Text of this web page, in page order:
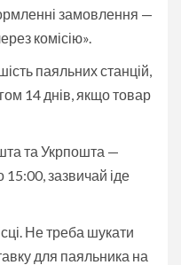
замовлення —
комісію».
паяльних станцій,
14 днів, якщо товар
та Укрпошта —
зазвичай іде
Не треба шукати
для паяльника на